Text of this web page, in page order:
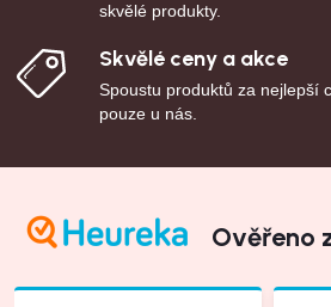
skvělé produkty.
Skvělé ceny a akce
Spoustu produktů za nejlepší
pouze u nás.
Ověřeno